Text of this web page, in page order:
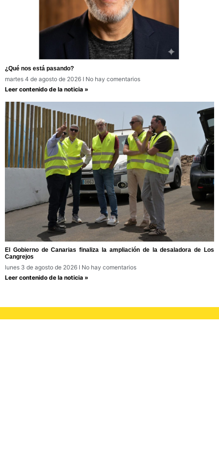
¿Qué nos está pasando?
martes 4 de agosto de 2026
No hay comentarios
Leer contenido de la noticia »
El Gobierno de Canarias finaliza la ampliación de la desaladora de Los
Cangrejos
lunes 3 de agosto de 2026
No hay comentarios
Leer contenido de la noticia »